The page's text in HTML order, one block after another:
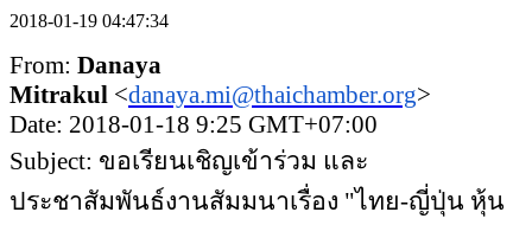
2018-01-19 04:47:34
From: Danaya
Mitrakul <danaya.mi@thaichamber.org>
Date: 2018-01-18 9:25 GMT+07:00
Subject: ขอเรียนเชิญเข้าร่วม และ
ประชาสัมพันธ์งานสัมมนาเรื่อง "ไทย-ญี่ปุ่น หุ้น